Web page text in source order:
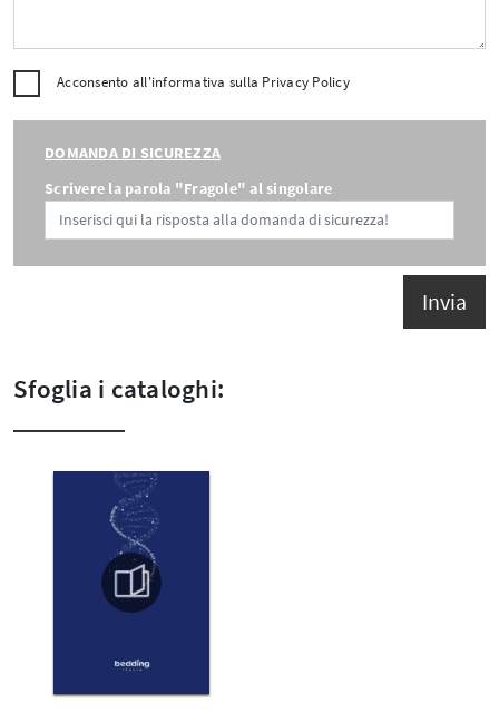
Acconsento all'informativa sulla Privacy Policy
DOMANDA DI SICUREZZA
Scrivere la parola "Fragole" al singolare
Invia
Sfoglia i cataloghi: